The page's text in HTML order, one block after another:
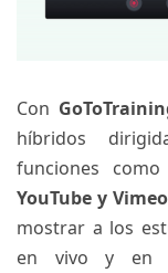
Con
híbridos
funciones como
YouTube y
mostrar a los
en vivo y en